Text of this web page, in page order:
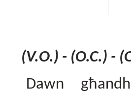
(V.O.) - (O.C.) -
Dawn